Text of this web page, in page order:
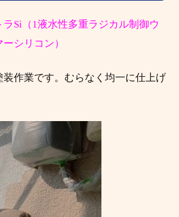
Si（1液水性多重ラジカル制御ウ
シリコン）
作業です。むらなく均一に仕上げ